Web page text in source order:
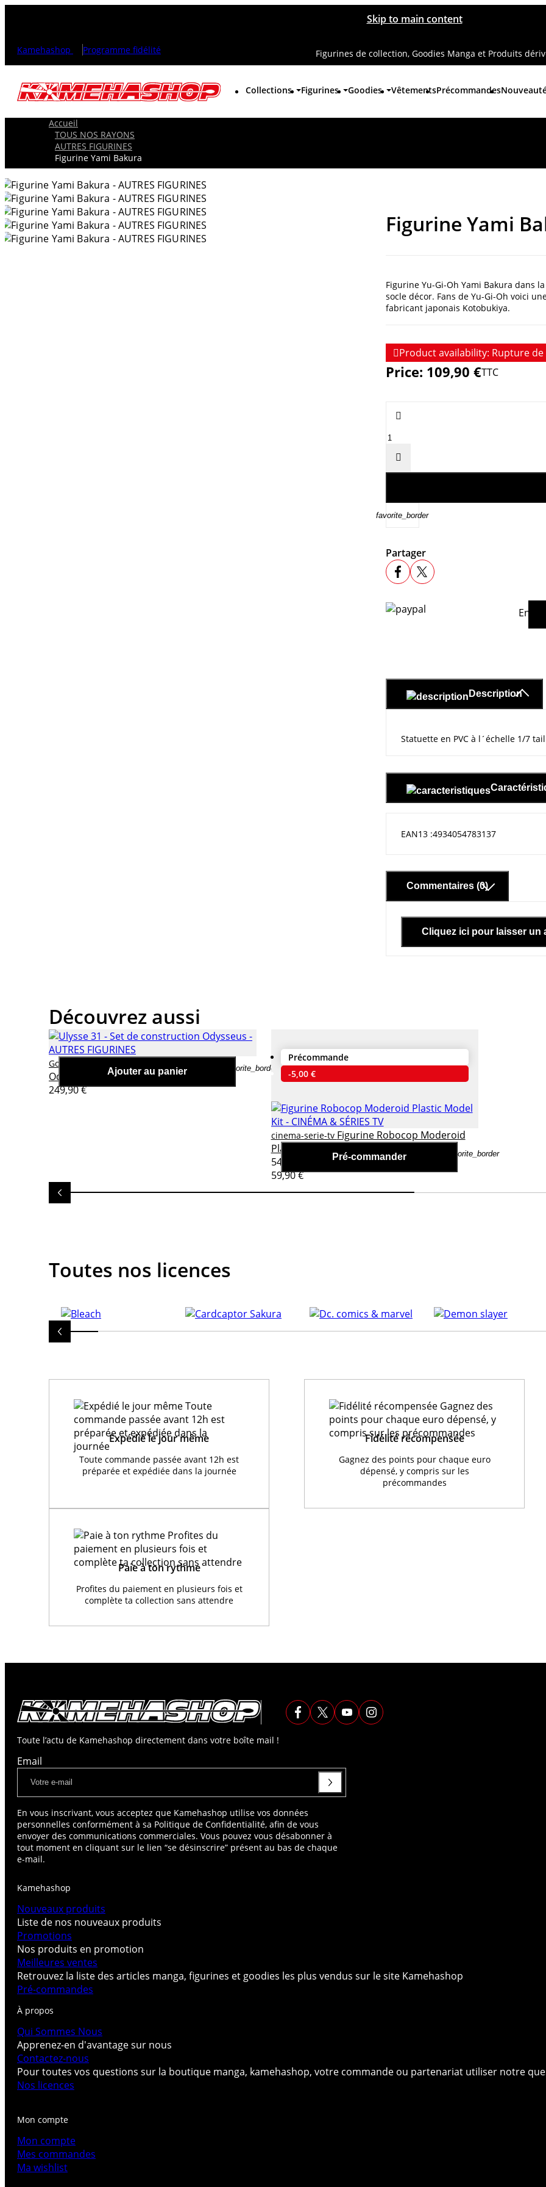
Skip to main content
Kamehashop Programme fidélité Figurines de collection, Goodies Manga et Produits
Collections Figurines Goodies VêtementsPrécommandes
Accueil
TOUS NOS RAYONS
AUTRES FIGURINES
Figurine Yami Bakura
Figurine Yami
Figurine Yu-Gi-Oh Yami Bakura dans
socle décor. Fans de Yu-Gi-Oh voici
fabricant japonais Kotobukiya.
Price: 109,90 €TTC


favorite_border
Product availability: Rupture
Partager
En
Description
Statuette en PVC à l´échelle 1/7
EAN13 4934054783137
Commentaires (0)
Cliquez ici pour laisser un
Découvrez aussi
Ajouter au panier favorite_border
Goldorak
Odysseus
249,90 €
Précommande
-5,00 €
Pré-commander favorite_border
cinema-serie-tv Figurine Robocop Moderoid
Plastic Model Kit
54,90 €
59,90 €
Toutes nos licences
Expédié le jour même
Toute commande passée avant 12h est
préparée et expédiée dans la journée
Fidélité récompensée
Gagnez des points pour chaque euro
dépensé, y compris sur les
précommandes
Paie à ton rythme
Profites du paiement en plusieurs fois et
complète ta collection sans attendre
Toute l’actu de Kamehashop directement dans votre boîte mail !
Email
En vous inscrivant, vous acceptez que Kamehashop utilise vos données
personnelles conformément à sa Politique de Confidentialité, afin de vous
envoyer des communications commerciales. Vous pouvez vous désabonner à
tout moment en cliquant sur le lien “se désinscrire” présent au bas de chaque
e-mail.
Kamehashop
Nouveaux produits
Liste de nos nouveaux produits
Promotions
Nos produits en promotion
Meilleures ventes
Retrouvez la liste des articles manga, figurines et goodies les plus vendus sur le site Kamehashop
Pré-commandes
À propos
Qui Sommes Nous
Apprenez-en d'avantage sur nous
Contactez-nous
Pour toutes vos questions sur la boutique manga, kamehashop, votre commande ou partenariat utiliser notre
Nos licences
Mon compte
Mon compte
Mes commandes
Ma wishlist